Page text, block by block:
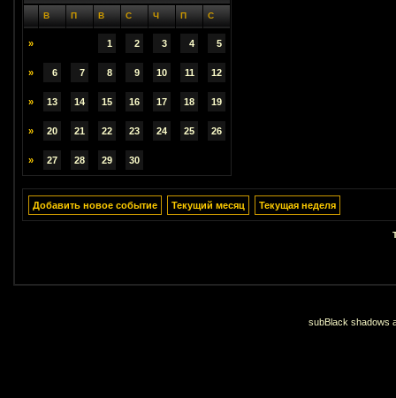
В П В С Ч П С
» 1 2 3 4 5
» 6 7 8 9 10 11 12
» 13 14 15 16 17 18 19
» 20 21 22 23 24 25 26
» 27 28 29 30
Добавить новое событие Текущий месяц Текущая неделя
subBlack shadows